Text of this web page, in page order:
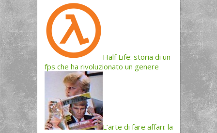
Half Life: storia di un
fps che ha rivoluzionato un genere
L’arte di fare affari: la